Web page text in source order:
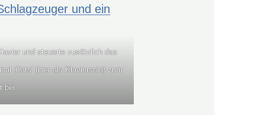
und steuerte zusätzlich das
‚Cats‘ (hier als Klaviersolo) zum
bei.